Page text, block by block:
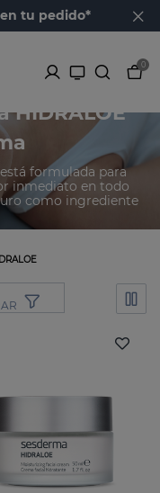
en tu pedido*
0
HIDRALOE
formulada para
inmediato en todo
como ingrediente